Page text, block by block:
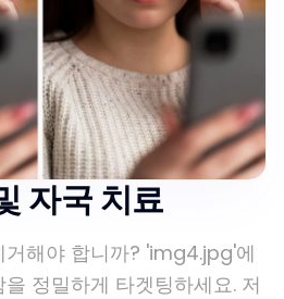
자국 치료
거해야 합니까? 'img4.jpg'에
정밀하게 타겟팅하세요. 저